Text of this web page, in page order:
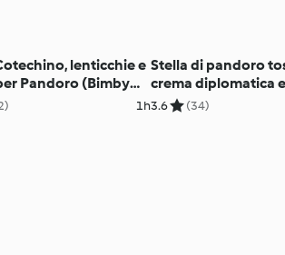
lenticchie e
Pandoro (Bimby
1h
Stella di pandoro
crema diplomatica
rossi
3.6 (34)